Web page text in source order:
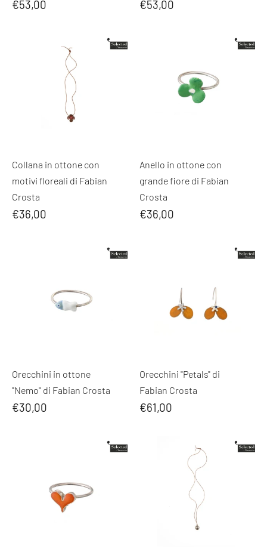
€53,00 €53,00
Collana in ottone con
motivi floreali di Fabian
Crosta
€36,00
Anello in ottone con
grande fiore di Fabian
Crosta
€36,00
Orecchini in ottone
"Nemo" di Fabian Crosta
€30,00
Orecchini "Petals" di
Fabian Crosta
€61,00